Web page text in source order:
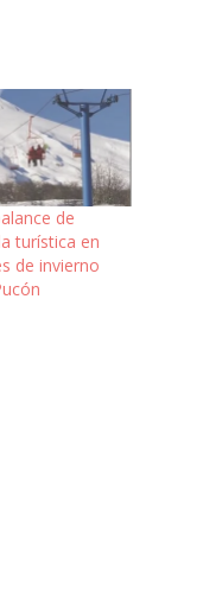
de
turística en
de invierno